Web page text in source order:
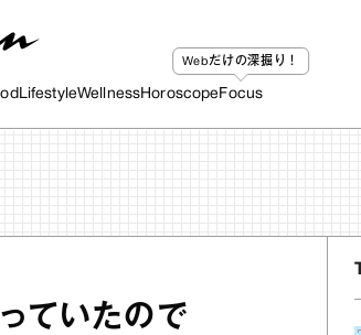
LifestyleWellnessHoroscope
Webだけの深掘り！
Focus
ていたので